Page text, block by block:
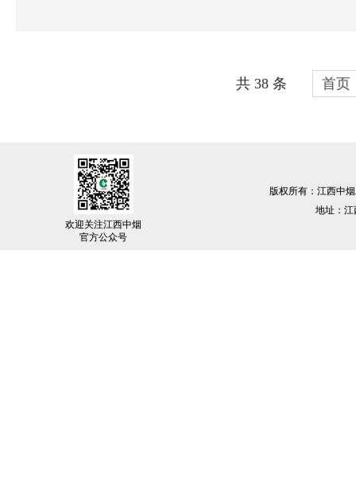
共 38 条 首页
欢迎关注江西中烟
官方公众号
版权所有：江西中
地址：江